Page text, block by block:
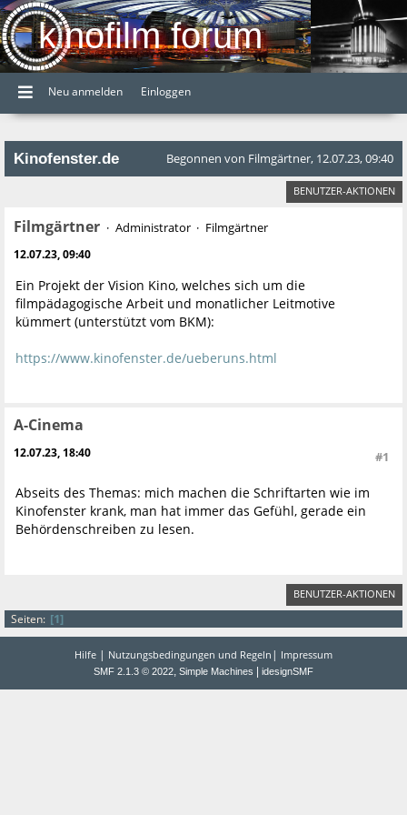
kinofilm forum
Neu anmelden Einloggen
Kinofenster.de Begonnen von Filmgärtner, 12.07.23, 09:40
BENUTZER-AKTIONEN
Filmgärtner Administrator Filmgärtner
12.07.23, 09:40
Ein Projekt der Vision Kino, welches sich um die
filmpädagogische Arbeit und monatlicher Leitmotive
kümmert (unterstützt vom BKM):
https://www.kinofenster.de/ueberuns.html
A-Cinema
12.07.23, 18:40 #1
Abseits des Themas: mich machen die Schriftarten wie im
Kinofenster krank, man hat immer das Gefühl, gerade ein
Behördenschreiben zu lesen.
BENUTZER-AKTIONEN
Seiten 1
Hilfe | Nutzungsbedingungen und Regeln | Impressum
SMF 2.1.3 © 2022, Simple Machines idesignSMF